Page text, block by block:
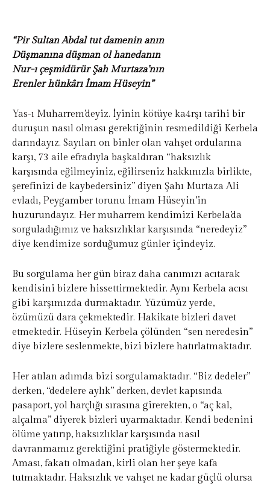
“Pir Sultan Abdal tut damenin anın
Düşmanına düşman ol hanedanın
Nur-ı çeşmidürür Şah Murtaza’nın
Erenler hünkârı İmam Hüseyin”
Yas-ı Muharrem’deyiz. İyinin kötüye ka4rşı tarihi bir
duruşun nasıl olması gerektiğinin resmedildiği Kerbela
darındayız. Sayıları on binler olan vahşet ordularına
karşı, 73 aile efradıyla başkaldıran “haksızlık
karşısında eğilmeyiniz, eğilirseniz hakkınızla birlikte,
şerefinizi de kaybedersiniz” diyen Şahı Murtaza Ali
evladı, Peygamber torunu İmam Hüseyin’in
huzurundayız. Her muharrem kendimizi Kerbela’da
sorguladığımız ve haksızlıklar karşısında “neredeyiz”
diye kendimize sorduğumuz günler içindeyiz.
Bu sorgulama her gün biraz daha canımızı acıtarak
kendisini bizlere hissettirmektedir. Aynı Kerbela acısı
gibi karşımızda durmaktadır. Yüzümüz yerde,
özümüzü dara çekmektedir. Hakikate bizleri davet
etmektedir. Hüseyin Kerbela çölünden “sen neredesin”
diye bizlere seslenmekte, bizi bizlere hatırlatmaktadır.
Her atılan adımda bizi sorgulamaktadır. “Biz dedeler”
derken, “dedelere aylık” derken, devlet kapısında
pasaport, yol harçlığı sırasına girerekten, o “aç kal,
alçalma” diyerek bizleri uyarmaktadır. Kendi bedenini
ölüme yatırıp, haksızlıklar karşısında nasıl
davranmamız gerektiğini pratiğiyle göstermektedir.
Aması, fakatı olmadan, kirli olan her şeye kafa
tutmaktadır. Haksızlık ve vahşet ne kadar güçlü olursa